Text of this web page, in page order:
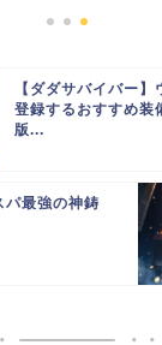
【ダダサバイバー
登録するおすすめ装
版...
パ最強の神鋳